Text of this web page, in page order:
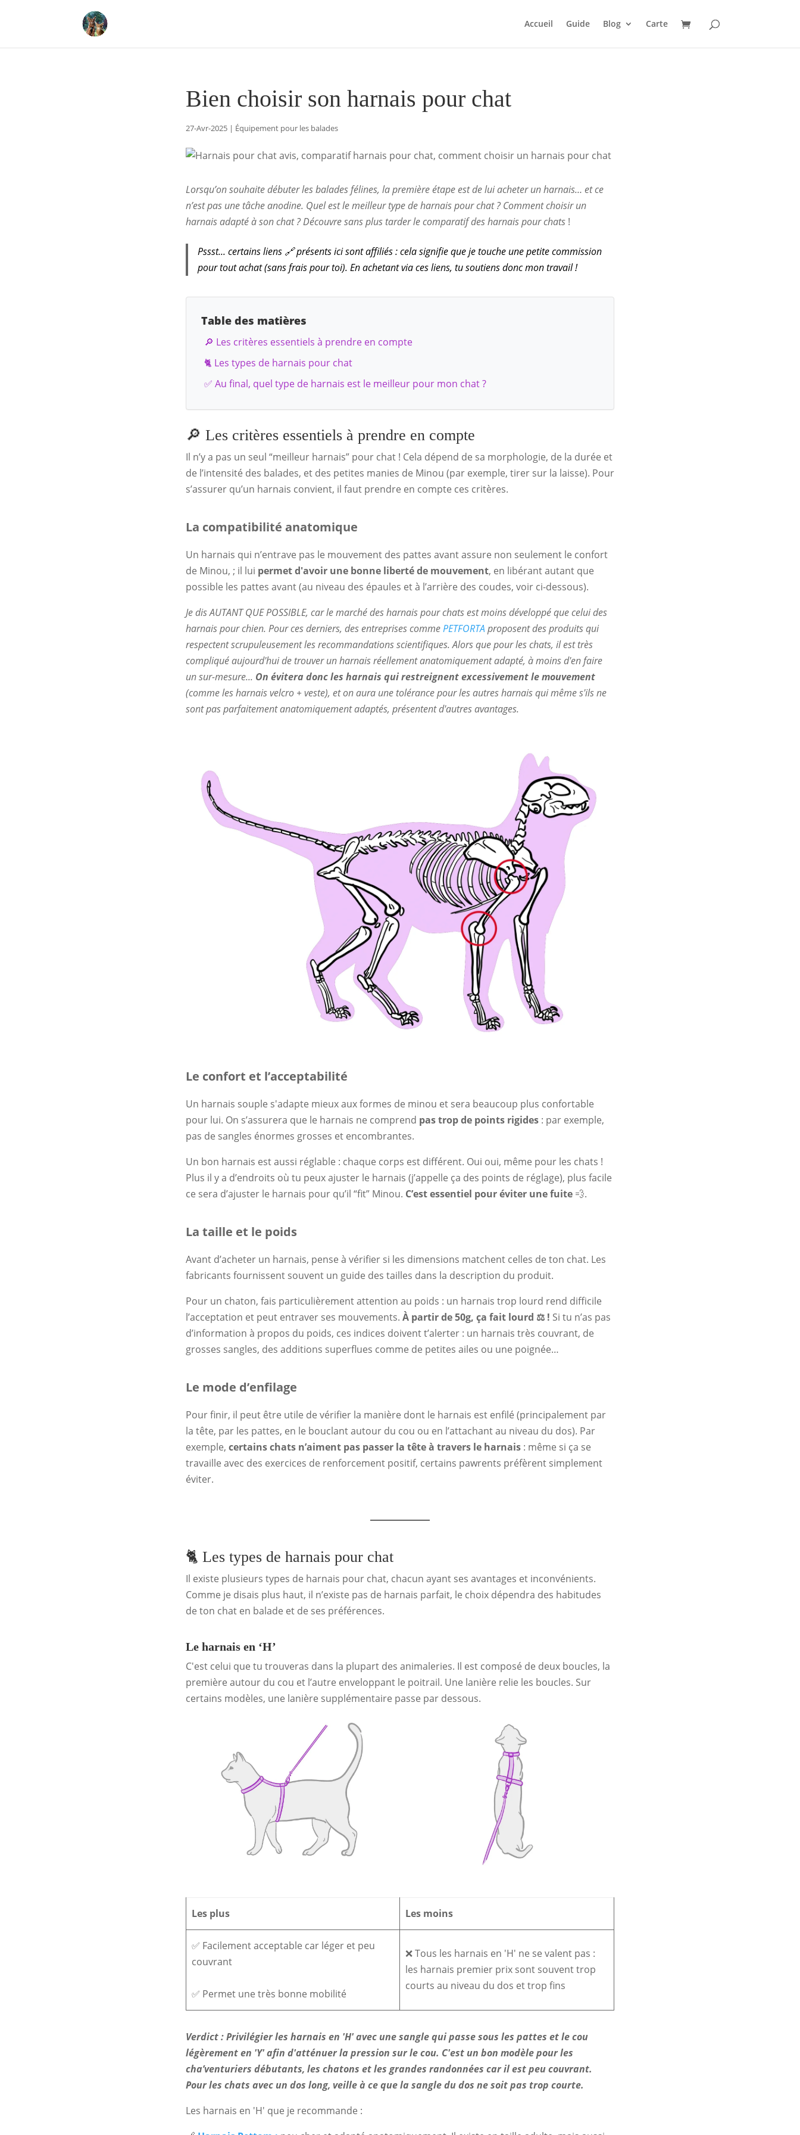
Accueil Guide Blog Carte
Bien choisir son harnais pour chat
27-Avr-2025 | Équipement pour les balades
Lorsqu’on souhaite débuter les balades félines, la première étape est de lui acheter un harnais… et ce
n’est pas une tâche anodine. Quel est le meilleur type de harnais pour chat? Comment choisir un
harnais adapté à son chat ?Découvre sans plus tarder le comparatif des harnais pour chats !
Pssst... certains liens 🔗 présents ici sont affiliés : cela signifie que je touche une petite commission
pour tout achat (sans frais pour toi). En achetant via ces liens, tu soutiens donc mon travail !
Table des matières
🔎 Les critères essentiels à prendre en compte
🐈 Les types de harnais pour chat
✅ Au final, quel type de harnais est le meilleur pour mon chat ?
🔎 Les critères essentiels à prendre en compte
Il n’y a pas un seul “meilleur harnais” pour chat ! Cela dépend de sa morphologie, de la durée et
de l’intensité des balades, et des petites manies de Minou (par exemple, tirer sur la laisse). Pour
s’assurer qu’un harnais convient, il faut prendre en compte ces critères.
La compatibilité anatomique
Un harnais qui n’entrave pas le mouvement des pattes avant assure non seulement le confort
de Minou, ; il lui permet d'avoir une bonne liberté de mouvement, en libérant autant que
possible les pattes avant (au niveau des épaules et à l’arrière des coudes, voir ci-dessous).
Je dis AUTANT QUE POSSIBLE, car le marché des harnais pour chats est moins développé que celui des
harnais pour chien. Pour ces derniers, des entreprises commePETFORTA proposent des produits qui
respectent scrupuleusement les recommandations scientifiques. Alors que pour les chats, il est très
compliqué aujourd'hui de trouver un harnais réellement anatomiquement adapté, à moins d'en faire
un sur-mesure... On évitera donc les harnais qui restreignent excessivement le mouvement
(comme les harnais velcro + veste), et on aura une tolérance pour les autres harnais qui même s'ils ne
sont pas parfaitement anatomiquement adaptés, présentent d'autres avantages.
Le confort et l’acceptabilité
Un harnais souple s'adapte mieux aux formes de minou et sera beaucoup plus confortable
pour lui. On s’assurera que le harnais ne comprend pas trop de points rigides : par exemple,
pas de sangles énormes grosses et encombrantes.
Un bon harnais est aussi réglable : chaque corps est différent. Oui oui, même pour les chats !
Plus il y a d’endroits où tu peux ajuster le harnais (j’appelle ça des points de réglage), plus facile
ce sera d’ajuster le harnais pour qu’il “fit” Minou. C’est essentiel pour éviter une fuite 💨.
La taille et le poids
Avant d’acheter un harnais, pense à vérifier si les dimensions matchent celles de ton chat. Les
fabricants fournissent souvent un guide des tailles dans la description du produit.
Pour un chaton, fais particulièrement attention au poids : un harnais trop lourd rend difficile
l’acceptation et peut entraver ses mouvements. À partir de 50g, ça fait lourd ⚖️ ! Si tu n’as pas
d’information à propos du poids, ces indices doivent t’alerter : un harnais très couvrant, de
grosses sangles, des additions superflues comme de petites ailes ou une poignée…
Le mode d’enfilage
Pour finir, il peut être utile de vérifier la manière dont le harnais est enfilé (principalement par
la tête, par les pattes, en le bouclant autour du cou ou en l’attachant au niveau du dos). Par
exemple, certains chats n’aiment pas passer la tête à travers le harnais : même si ça se
travaille avec des exercices de renforcement positif, certains pawrents préfèrent simplement
éviter.
🐈 Les types de harnais pour chat
Il existe plusieurs types de harnais pour chat, chacun ayant ses avantages et inconvénients.
Comme je disais plus haut, il n’existe pas de harnais parfait, le choix dépendra des habitudes
de ton chat en balade et de ses préférences.
Le harnais en ‘H’
C'est celui que tu trouveras dans la plupart des animaleries. Il est composé de deux boucles, la
première autour du cou et l’autre enveloppant le poitrail. Une lanière relie les boucles. Sur
certains modèles, une lanière supplémentaire passe par dessous.
Les plus Les moins
✅ Facilement acceptable car léger et peu
couvrant
✅ Permet une très bonne mobilité
❌ Tous les harnais en 'H' ne se valent pas :
les harnais premier prix sont souvent trop
courts au niveau du dos et trop fins
Verdict : Privilégier les harnais en 'H'avec une sangle qui passe sous les pattes et le cou
légèrement en 'Y' afin d'atténuer la pression sur le cou. C'est un bon modèle pour les
cha’venturiers débutants, les chatons et les grandes randonnées car il est peu couvrant.
Pour les chats avec un dos long, veille à ce que la sangle du dos ne soit pas trop courte.
Les harnais en 'H' que je recommande :